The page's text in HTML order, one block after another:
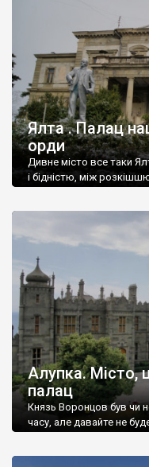
Ялта . Палац
орди
Дивне місто все таки
і бідністю, між
Алупка. Місто,
палац
Князь Воронцов був чи
часу, але давайте не